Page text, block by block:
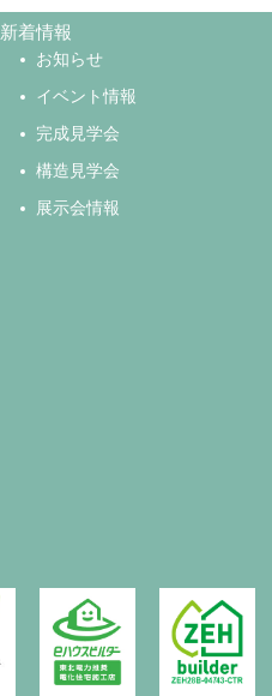
新着情報
お知らせ
イベント情報
完成見学会
構造見学会
展示会情報